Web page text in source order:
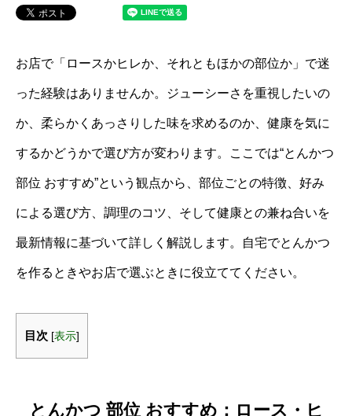
お店で「ロースかヒレか、それともほかの部位か」で迷
った経験はありませんか。ジューシーさを重視したいの
か、柔らかくあっさりした味を求めるのか、健康を気に
するかどうかで選び方が変わります。ここでは“とんかつ
部位 おすすめ”という観点から、部位ごとの特徴、好み
による選び方、調理のコツ、そして健康との兼ね合いを
最新情報に基づいて詳しく解説します。自宅でとんかつ
を作るときやお店で選ぶときに役立ててください。
目次 [表示]
とんかつ 部位 おすすめ：ロース・ヒ